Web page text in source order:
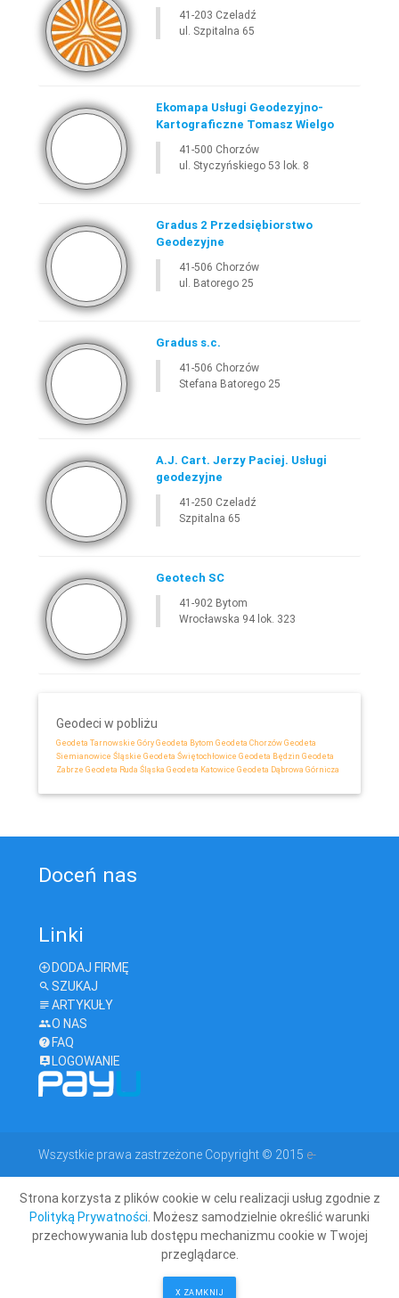
41-203 Czeladź
ul. Szpitalna 65
Ekomapa Usługi Geodezyjno-
Kartograficzne Tomasz Wielgo
41-500 Chorzów
ul. Styczyńskiego 53 lok. 8
Gradus 2 Przedsiębiorstwo
Geodezyjne
41-506 Chorzów
ul. Batorego 25
Gradus s.c.
41-506 Chorzów
Stefana Batorego 25
A.J. Cart. Jerzy Paciej. Usługi
geodezyjne
41-250 Czeladź
Szpitalna 65
Geotech SC
41-902 Bytom
Wrocławska 94 lok. 323
Geodeci w pobliżu
Geodeta Tarnowskie Góry Geodeta Bytom Geodeta Chorzów Geodeta
Siemianowice Śląskie Geodeta Świętochłowice Geodeta Będzin Geodeta
Zabrze Geodeta Ruda Śląska Geodeta Katowice Geodeta Dąbrowa Górnicza
Doceń nas
Linki
DODAJ FIRMĘ
SZUKAJ
ARTYKUŁY
O NAS
FAQ
LOGOWANIE
Wszystkie prawa zastrzeżone Copyright © 2015 e-
geodeta.com
Strona korzysta z plików cookie w celu realizacji usług zgodnie z
Polityką Prywatności. Możesz samodzielnie określić warunki
przechowywania lub dostępu mechanizmu cookie w Twojej
przeglądarce.
X ZAMKNIJ